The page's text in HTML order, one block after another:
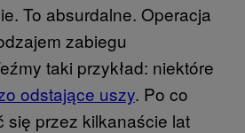
To absurdalne. Operacja
zabiegu
taki przykład: niektóre
odstające uszy. Po co
się przez kilkanaście lat